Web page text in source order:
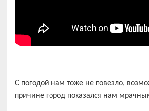
С погодой нам тоже не повезло,
причине город показался нам